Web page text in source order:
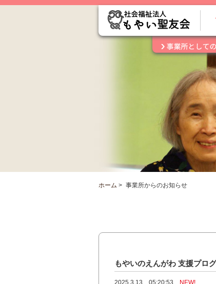
ホーム > 事業所からのお知らせ
もやいのえんがわ 支援プロ